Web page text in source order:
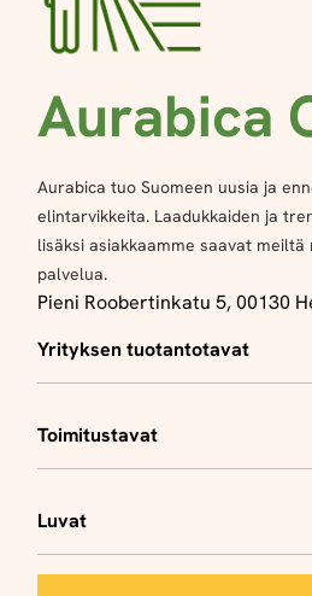
Aurabica
Aurabica tuo Suomeen uusia ja
elintarvikkeita. Laadukkaiden ja
lisäksi asiakkaamme saavat
palvelua.
Pieni Roobertinkatu 5, 00130
Yrityksen tuotantotavat
Toimitustavat
Luvat